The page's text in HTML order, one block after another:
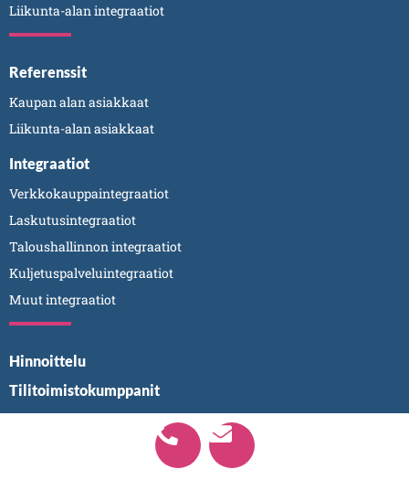
Liikunta-alan integraatiot
Referenssit
Kaupan alan asiakkaat
Liikunta-alan asiakkaat
Integraatiot
Verkkokauppaintegraatiot
Laskutusintegraatiot
Taloushallinnon integraatiot
Kuljetuspalveluintegraatiot
Muut integraatiot
Hinnoittelu
Tilitoimistokumppanit